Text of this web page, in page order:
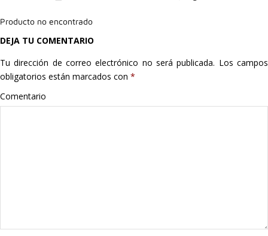
Hogar
Informática
Listas
Producto no encontrado
DEJA TU COMENTARIO
Tu dirección de correo electrónico no será publicada. Los campos
obligatorios están marcados con *
Comentario